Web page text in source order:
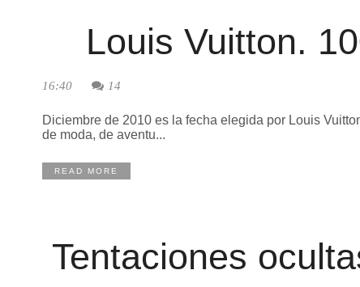
Louis Vuitton.
16:40 14
Diciembre de 2010 es la fecha elegida por Louis
de moda, de aventu...
READ MORE
Tentaciones